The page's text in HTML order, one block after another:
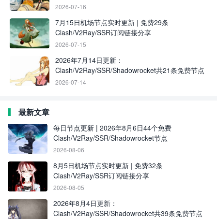
2026-07-16
7月15日机场节点实时更新 | 免费29条
Clash/V2Ray/SSR订阅链接分享
2026-07-15
2026年7月14日更新：
Clash/V2Ray/SSR/Shadowrocket共21条免费节点
2026-07-14
最新文章
每日节点更新 | 2026年8月6日44个免费
Clash/V2Ray/SSR/Shadowrocket节点
2026-08-06
8月5日机场节点实时更新 | 免费32条
Clash/V2Ray/SSR订阅链接分享
2026-08-05
2026年8月4日更新：
Clash/V2Ray/SSR/Shadowrocket共39条免费节点